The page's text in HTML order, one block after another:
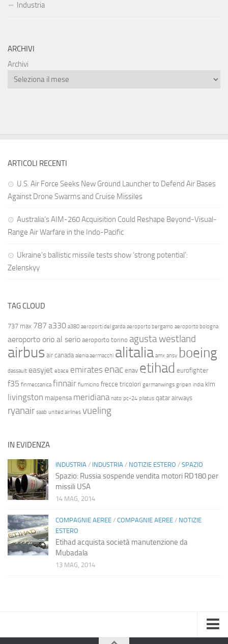
Industria
ARCHIVI
Archivi
ARTICOLI RECENTI
U.S. Air Force Seeks New Ground Launcher to Defend Air Bases
Against Drone Swarms and Cruise Missiles
Australia’s AIM-260 Acquisition Could Reshape Beyond-Visual-
Range Air Warfare in the Indo-Pacific
Ukraine’s ballistic missile tests show ‘strong potential’:
Zelenskyy
TAG CLOUD
737 max 787 a330 a380 aeroporti del garda aeroporto bergamo aeroporto bologna
aeroporto orio al serio aeroporto torino agusta westland
airbus air canada alenia aermacchi alitalia amx ansv boeing
dassault easyjet ebace emirates enac enav etihad eurofighter
f35 finmeccanica finnair fiumicino frecce tricolori germanwings gripen india klm
livingston malpensa meridiana nato pc-24 pilatus qatar airways
ryanair saab united airlines vueling
IN EVIDENZA
INDUSTRIA / INDUSTRIA / NOTIZIE ESTERO / SPAZIO
Spazio: Russia sospende vendita motori RD180 per
missili USA
14 MAG, 2014
COMPAGNIE AEREE / COMPAGNIE AEREE / NOTIZIE
ESTERO
Etihad acquista società manutenzione da
Mubadala
13 MAG, 2014